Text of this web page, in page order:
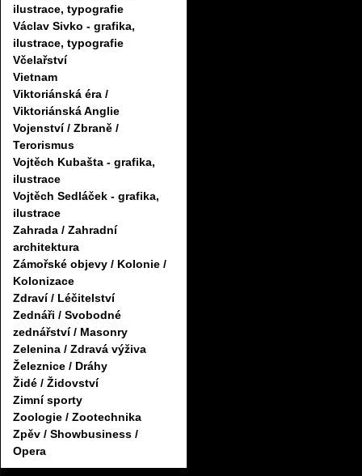
ilustrace, typografie
Václav Sivko - grafika,
ilustrace, typografie
Včelařství
Vietnam
Viktoriánská éra /
Viktoriánská Anglie
Vojenství / Zbraně /
Terorismus
Vojtěch Kubašta - grafika,
ilustrace
Vojtěch Sedláček - grafika,
ilustrace
Zahrada / Zahradní
architektura
Zámořské objevy / Kolonie /
Kolonizace
Zdraví / Léčitelství
Zednáři / Svobodné
zednářství / Masonry
Zelenina / Zdravá výživa
Železnice / Dráhy
Židé / Židovství
Zimní sporty
Zoologie / Zootechnika
Zpěv / Showbusiness /
Opera